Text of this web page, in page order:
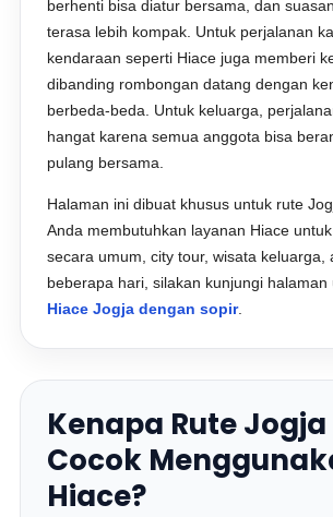
berhenti bisa diatur bersama, dan
terasa lebih kompak. Untuk perjalanan
kendaraan seperti Hiace juga memberi
dibanding rombongan datang dengan
berbeda-beda. Untuk keluarga,
hangat karena semua anggota bisa
pulang bersama.
Halaman ini dibuat khusus untuk rute
Anda membutuhkan layanan Hiace
secara umum, city tour, wisata keluarga,
beberapa hari, silakan kunjungi
Hiace Jogja dengan sopir.
Kenapa Rute Jogja
Cocok
Hiace?